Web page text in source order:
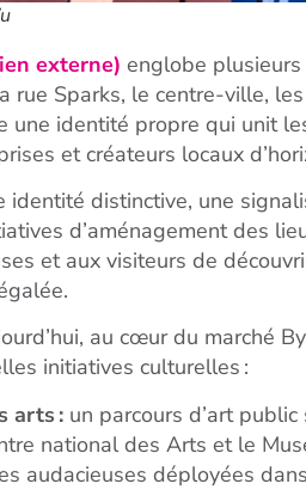
externe) englobe
rue Sparks, le centre-ville,
une identité propre qui unit
et créateurs locaux
identité distinctive, une
d’aménagement des
et aux visiteurs de
au cœur du marché
initiatives culturelles :
arts : un parcours d’art
national des Arts et le
audacieuses déployées